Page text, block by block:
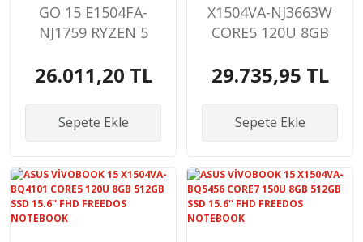
GO 15 E1504FA-
NJ1759 RYZEN 5
SSD O/B VGA 15.6''
NOTEBOOK
26.011,20 TL
Sepete Ekle
X1504VA-NJ3663W
CORE5 120U 8GB
FHD WIN11 HOME
29.735,95 TL
Sepete Ekle